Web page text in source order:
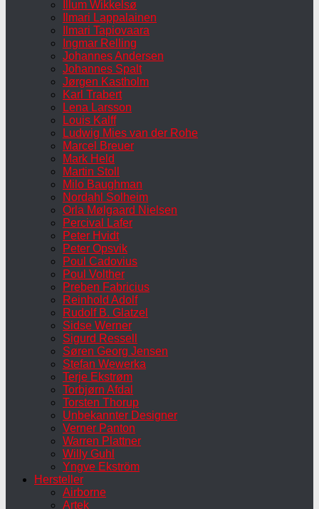
Illum Wikkelsø
Ilmari Lappalainen
Ilmari Tapiovaara
Ingmar Relling
Johannes Andersen
Johannes Spalt
Jørgen Kastholm
Karl Trabert
Lena Larsson
Louis Kalff
Ludwig Mies van der Rohe
Marcel Breuer
Mark Held
Martin Stoll
Milo Baughman
Nordahl Solheim
Orla Mølgaard Nielsen
Percival Lafer
Peter Hvidt
Peter Opsvik
Poul Cadovius
Poul Volther
Preben Fabricius
Reinhold Adolf
Rudolf B. Glatzel
Sidse Werner
Sigurd Ressell
Søren Georg Jensen
Stefan Wewerka
Terje Ekstrøm
Torbjørn Afdal
Torsten Thorup
Unbekannter Designer
Verner Panton
Warren Plattner
Willy Guhl
Yngve Ekström
Hersteller
Airborne
Artek